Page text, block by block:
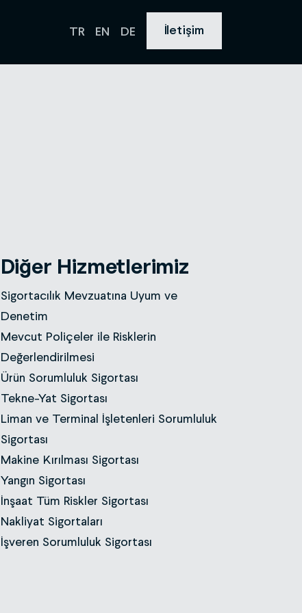
TR EN DE İletişim
Diğer Hizmetlerimiz
Sigortacılık Mevzuatına Uyum ve
Denetim
Mevcut Poliçeler ile Risklerin
Değerlendirilmesi
Ürün Sorumluluk Sigortası
Tekne-Yat Sigortası
Liman ve Terminal İşletenleri Sorumluluk
Sigortası
Makine Kırılması Sigortası
Yangın Sigortası
İnşaat Tüm Riskler Sigortası
Nakliyat Sigortaları
İşveren Sorumluluk Sigortası